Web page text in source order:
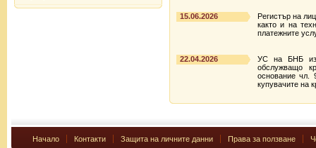
15.06.2026
Регистър на
както и на
платежните
22.04.2026
УС на БНБ
обслужващо
основание чл.
купувачите на
Начало Контакти Защита на личните данни Права за ползване